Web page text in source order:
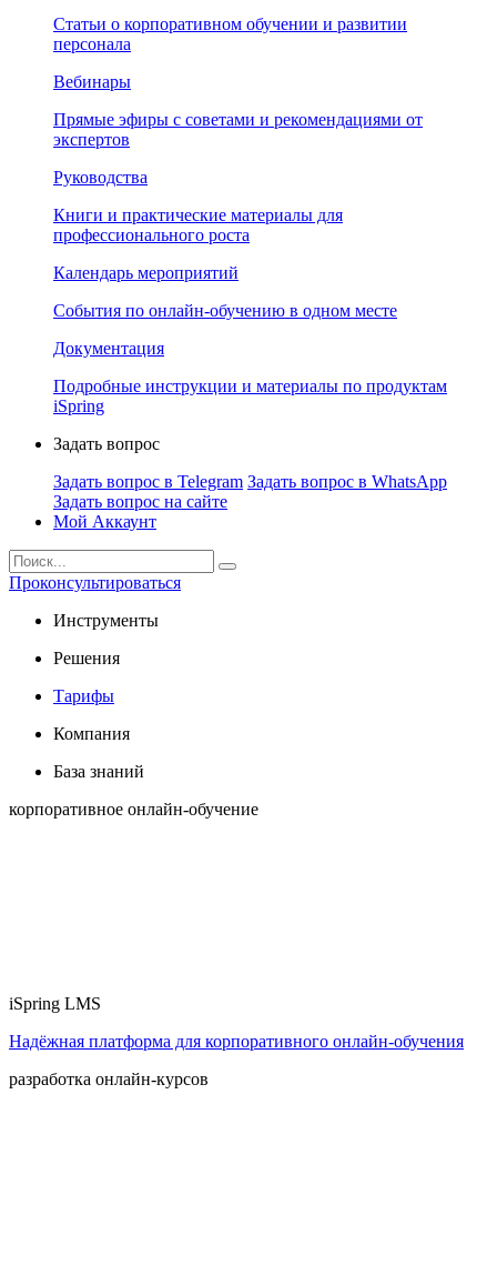
Статьи о корпоративном обучении и развитии
персонала
Вебинары
Прямые эфиры с советами и рекомендациями от
экспертов
Руководства
Книги и практические материалы для
профессионального роста
Календарь мероприятий
События по онлайн-обучению в одном месте
Документация
Подробные инструкции и материалы по продуктам
iSpring
Задать вопрос
Задать вопрос в Telegram Задать вопрос в WhatsApp
Задать вопрос на сайте
Мой Аккаунт
Проконсультироваться
Инструменты
Решения
Тарифы
Компания
База знаний
корпоративное онлайн-обучение
iSpring LMS
Надёжная платформа для корпоративного онлайн‑обучения
разработка онлайн-курсов